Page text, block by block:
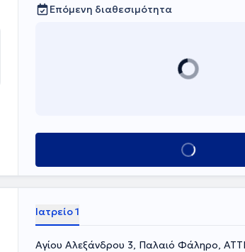
Επόμενη διαθεσιμότητα
Κλείσε ραντεβού
Ιατρείο 1
Αγίου Αλεξάνδρου 3, Παλαιό Φάληρο,